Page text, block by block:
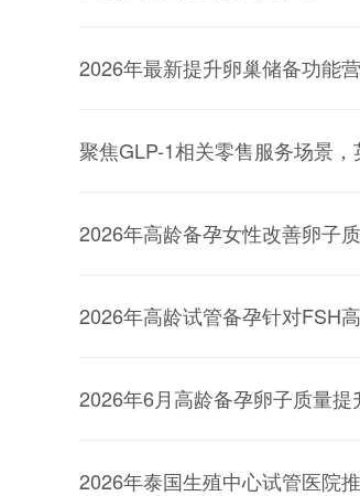
2026年最新提升卵巢储备功能
聚焦GLP-1相关零售服务场景
2026年高龄备孕女性改善卵子
2026年高龄试管备孕针对FSH
2026年6月高龄备孕卵子质量
2026年泰国生殖中心试管医院